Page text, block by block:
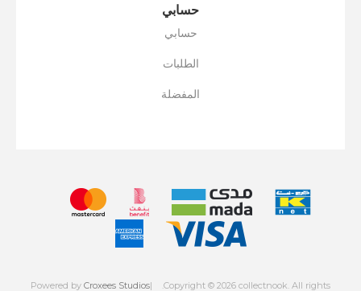
حسابي
حسابي
الطلبات
المفضلة
Powered by Croxees Studios .Copyright © 2026 collectnook. All rights